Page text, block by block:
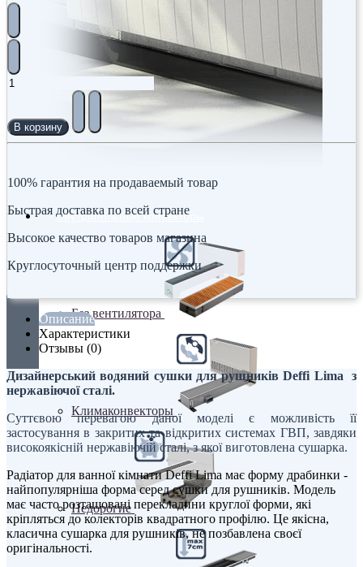
Внутрипольные конвекторы
Без вентилятора
Климаконвекторы
Недорогие
В корзину
100% гарантия на продаваемый товар
Быстрая доставка по всей стране
Высокое качество товаров магазина
Круглосуточный центр поддержки
Описание
Характеристики
Отзывы (0)
Дизайнерський водяний сушки для рушників Deffi Lima з
нержавіючої сталі.
Суттєвою перевагою даної моделі є можливість її
застосування в закритих та відкритих системах ГВП, завдяки
високоякісній нержавіючій сталі, з якої виготовлена ​​сушарка.
Радіатор для ванної кімнати Deffi Lima має форму драбинки -
найпопулярніша форма серед сушки для рушників. Модель
має часто розташовані перекладини круглої форми, які
кріпляться до колекторів квадратного профілю. Це якісна,
класична сушарка для рушників, не позбавлена ​​своєї
оригінальності.